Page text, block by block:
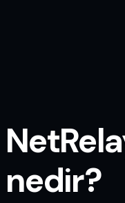
nedir?